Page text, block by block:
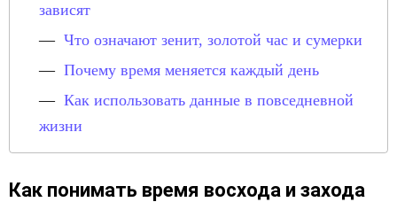
зависят
Что означают зенит, золотой час и сумерки
Почему время меняется каждый день
Как использовать данные в повседневной
жизни
Как понимать время восхода и захода